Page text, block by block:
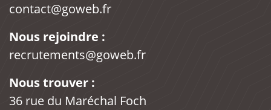
contact@goweb.fr
Nous rejoindre :
recrutements@goweb.fr
Nous trouver :
36 rue du Maréchal Foch